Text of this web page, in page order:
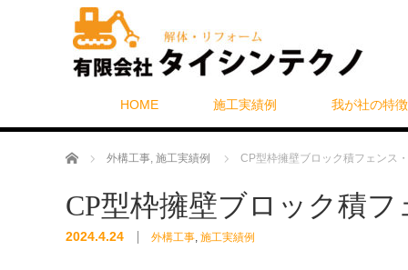
HOME 施工実績例 我が社の特徴
ホーム 外構工事, 施工実績例 CP型枠擁壁ブロック積フェンス
CP型枠擁壁ブロック積
2024.4.24 外構工事, 施工実績例